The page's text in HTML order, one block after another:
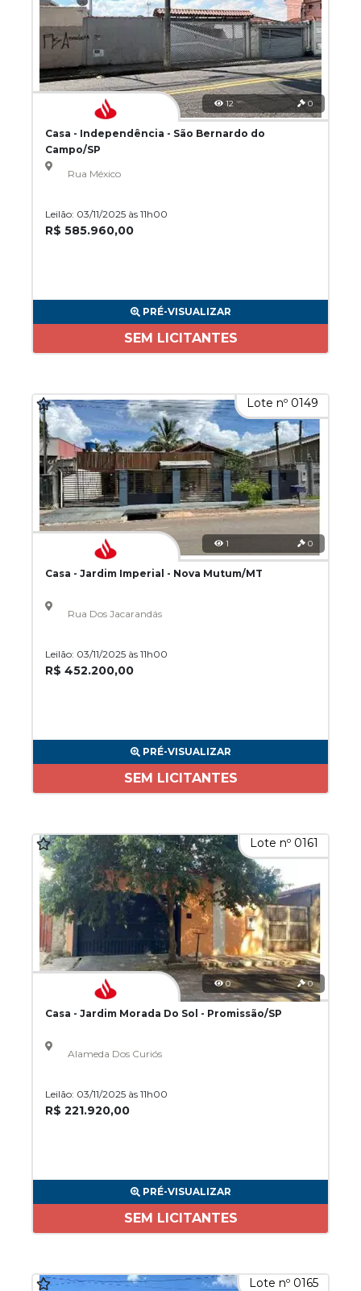
12 0
Casa - Independência - São Bernardo do
Campo/SP
Rua México
Leilão: 03/11/2025 às 11h00
R$ 585.960,00
PRÉ-VISUALIZAR
SEM LICITANTES
Lote nº 0149
1 0
Casa - Jardim Imperial - Nova Mutum/MT
Rua Dos Jacarandás
Leilão: 03/11/2025 às 11h00
R$ 452.200,00
PRÉ-VISUALIZAR
SEM LICITANTES
Lote nº 0161
0 0
Casa - Jardim Morada Do Sol - Promissão/SP
Alameda Dos Curiós
Leilão: 03/11/2025 às 11h00
R$ 221.920,00
PRÉ-VISUALIZAR
SEM LICITANTES
Lote nº 0165